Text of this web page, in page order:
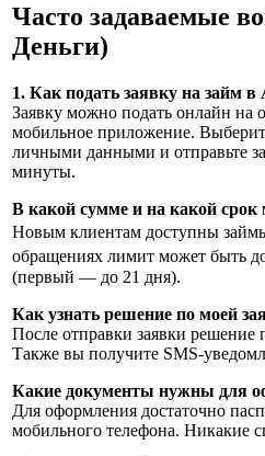
Часто задаваемые
Деньги)
1. Как подать заявку на займ
Заявку можно подать онлайн на
мобильное приложение.
личными данными и отправьте
минуты.
В какой сумме и на какой
Новым клиентам доступны
обращениях лимит может быть
(первый — до 21 дня).
Как узнать решение по моей
После отправки заявки решение
Также вы получите SMS-
Какие документы нужны для
Для оформления достаточно
мобильного телефона. Никакие